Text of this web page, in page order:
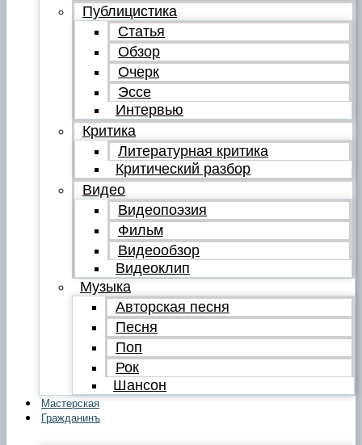
Публицистика
Статья
Обзор
Очерк
Эссе
Интервью
Критика
Литературная критика
Критический разбор
Видео
Видеопоэзия
Фильм
Видеообзор
Видеоклип
Музыка
Авторская песня
Песня
Поп
Рок
Шансон
Мастерская
Гражданинъ